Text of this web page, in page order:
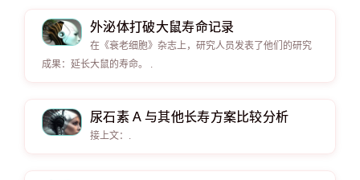
外泌体打破大鼠寿命记录
在《衰老细胞》杂志上，研究人员发表了他们的研究
成果：延长大鼠的寿命。 .
尿石素 A 与其他长寿方案比较分析
接上文：.